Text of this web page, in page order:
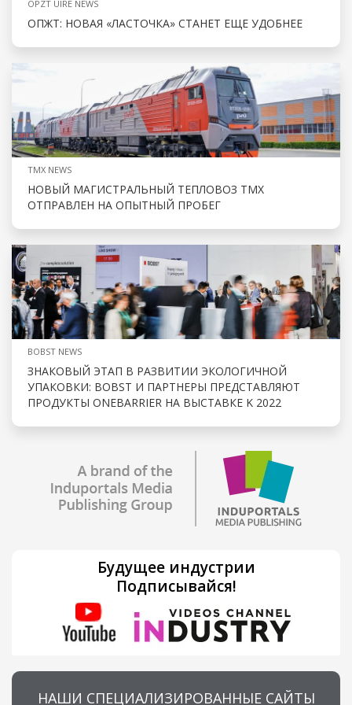
OPZT UIRE NEWS
ОПЖТ: НОВАЯ «ЛАСТОЧКА» СТАНЕТ ЕЩЕ УДОБНЕЕ
TMX NEWS
НОВЫЙ МАГИСТРАЛЬНЫЙ ТЕПЛОВОЗ ТМХ
ОТПРАВЛЕН НА ОПЫТНЫЙ ПРОБЕГ
BOBST NEWS
ЗНАКОВЫЙ ЭТАП В РАЗВИТИИ ЭКОЛОГИЧНОЙ
УПАКОВКИ: BOBST И ПАРТНЕРЫ ПРЕДСТАВЛЯЮТ
ПРОДУКТЫ ONEBARRIER НА ВЫСТАВКЕ K 2022
Будущее индустрии
Подписывайся!
НАШИ СПЕЦИАЛИЗИРОВАННЫЕ САЙТЫ